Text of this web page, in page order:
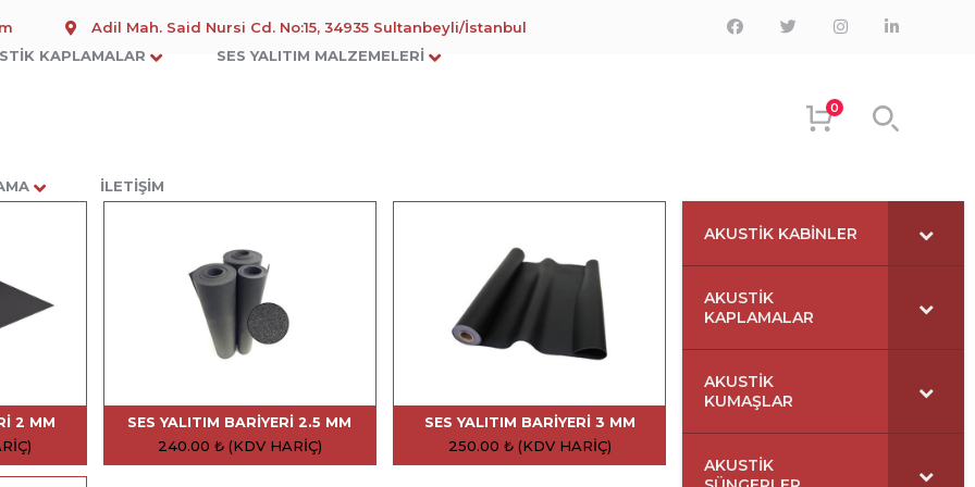
Adil Mah. Said Nursi Cd. No:15, 34935 Sultanbeyli/İstanbul
FacebookTwitterInstagramLinkedIn
KAPLAMALAR SES YALITIM MALZEMELERI
İLETIŞIM
0
2 MM SES YALITIM BARIYERI 2.5 MM
240.00 ₺ (KDV HARIÇ)
SES YALITIM BARIYERI 3 MM
250.00 ₺ (KDV HARIÇ)
AKUSTIK KABINLER
AKUSTIK
KAPLAMALAR
AKUSTIK
KUMAŞLAR
AKUSTIK